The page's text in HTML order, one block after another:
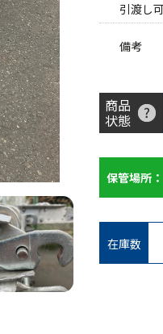
引渡し
備考
商品
状態
保管場所：
在庫数